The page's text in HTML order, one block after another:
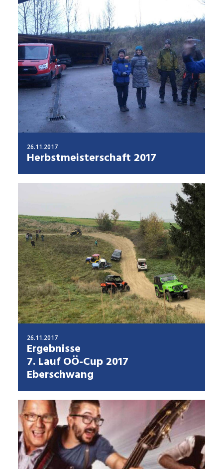
26.11.2017
Herbstmeisterschaft 2017
26.11.2017
Ergebnisse
7. Lauf OÖ-Cup 2017
Eberschwang